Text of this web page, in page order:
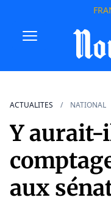
ACTUALITES NATIONAL
Y aurait-
aux